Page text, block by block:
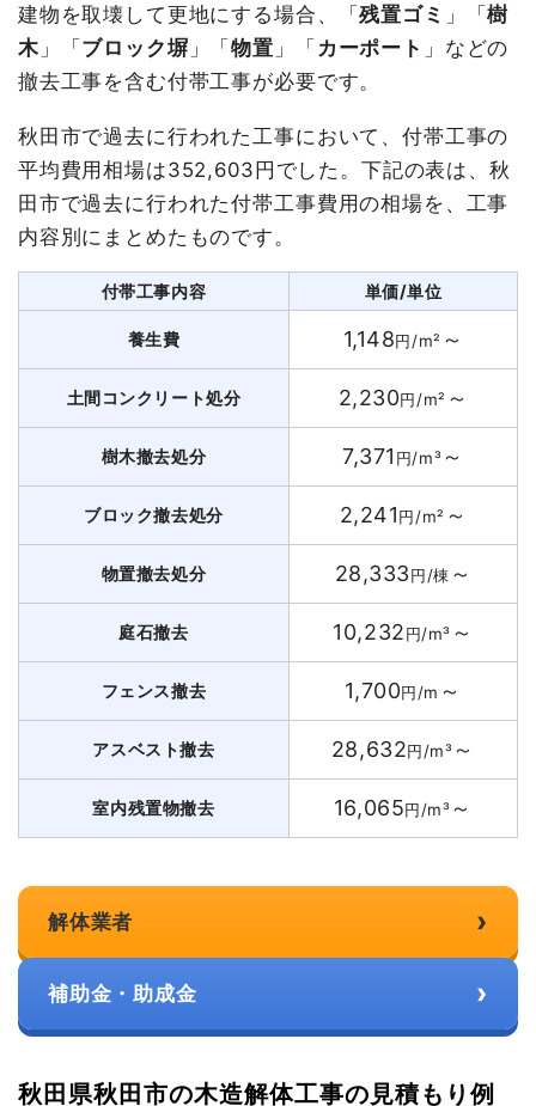
建物を取壊して更地にする場合、「残置ゴミ 」「樹
木」「 ブロック塀 」「物置 」「 カーポート 」などの
撤去工事を含む付帯工事が必要です。
秋田市で過去に行われた工事において、付帯工事の
平均費用相場は352,603円でした。下記の表は、秋
田市で過去に行われた付帯工事費用の相場を、工事
内容別にまとめたものです。
付帯工事内容 単価/単位
養生費 1,148円/m² ～
土間コンクリート処分 2,230円/m² ～
樹木撤去処分 7,371 円/m³～
ブロック撤去処分 2,241円/m² ～
物置撤去処分 28,333円/棟 ～
庭石撤去 10,232円/m³ ～
フェンス撤去 1,700円/m ～
アスベスト撤去 28,632円/m³～
室内残置物撤去 16,065円/m³～
解体業者 ›
補助金・助成金 ›
秋田県秋田市の木造解体工事の見積もり例